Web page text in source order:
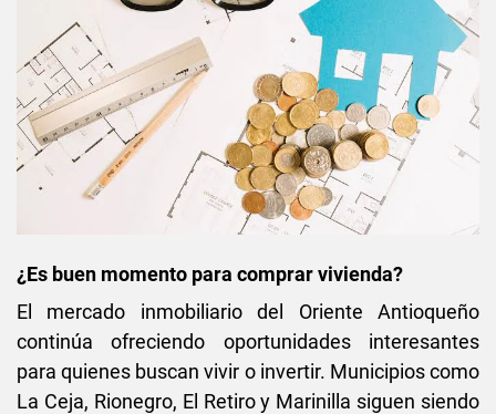
¿Es buen momento para comprar vivienda?
El mercado inmobiliario del Oriente Antioqueño
continúa ofreciendo oportunidades interesantes
para quienes buscan vivir o invertir. Municipios como
La Ceja, Rionegro, El Retiro y Marinilla siguen siendo